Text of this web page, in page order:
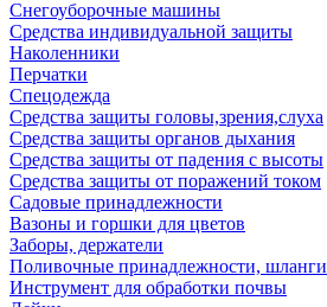
Снегоуборочные машины
Средства индивидуальной защиты
Наколенники
Перчатки
Спецодежда
Средства защиты головы,зрения,слуха
Средства защиты органов дыхания
Средства защиты от падения с высоты
Средства защиты от поражений током
Садовые принадлежности
Вазоны и горшки для цветов
Заборы, держатели
Поливочные принадлежности, шланги
Инструмент для обработки почвы